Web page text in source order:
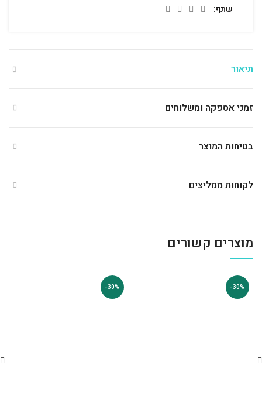
שתף
תיאור
זמני אספקה ומשלוחים
בטיחות המוצר
לקוחות ממליצים
מוצרים קשורים
-30%
-30%